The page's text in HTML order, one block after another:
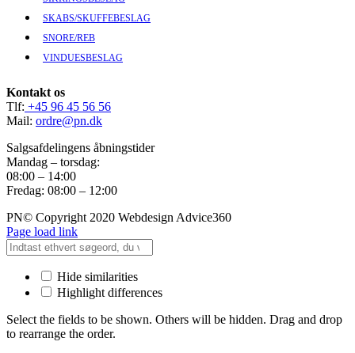
SKABS/SKUFFEBESLAG
SNORE/REB
VINDUESBESLAG
Kontakt os
Tlf: +45 96 45 56 56
Mail: ordre@pn.dk
Salgsafdelingens åbningstider
Mandag – torsdag:
08:00 – 14:00
Fredag: 08:00 – 12:00
PN© Copyright 2020 Webdesign Advice360
Page load link
Hide similarities
Highlight differences
Select the fields to be shown. Others will be hidden. Drag and drop
to rearrange the order.